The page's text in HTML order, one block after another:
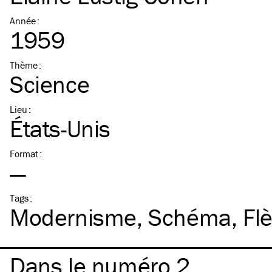
Année:
1959
Thème:
Science
Lieu :
États-Unis
Format:
—
Tags:
Modernisme Schéma
Dans le numéro 2